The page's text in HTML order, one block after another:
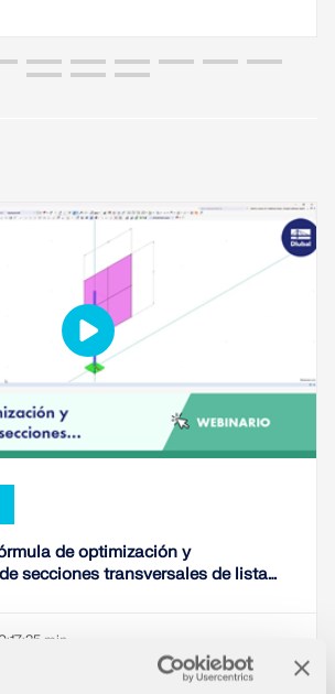
de optimización y
secciones transversales de listas
min